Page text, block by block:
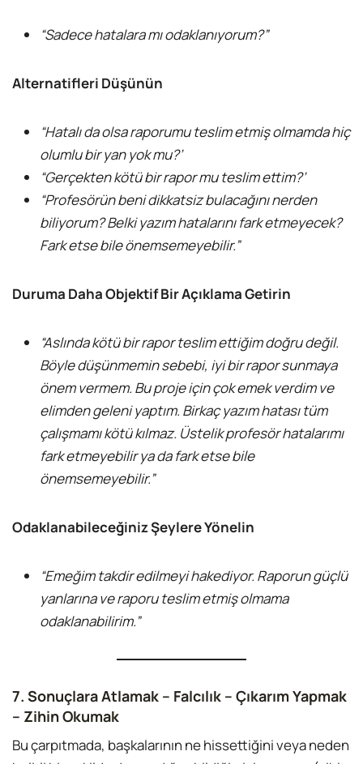
“Sadece hatalara mı odaklanıyorum?”
Alternatifleri Düşünün
“Hatalı da olsa raporumu teslim etmiş olmamda hiç
olumlu bir yan yok mu?’
“Gerçekten kötü bir rapor mu teslim ettim?’
“Profesörün beni dikkatsiz bulacağını nerden
biliyorum? Belki yazım hatalarını fark etmeyecek?
Fark etse bile önemsemeyebilir.”
Duruma Daha Objektif Bir Açıklama Getirin
“Aslında kötü bir rapor teslim ettiğim doğru değil.
Böyle düşünmemin sebebi, iyi bir rapor sunmaya
önem vermem. Bu proje için çok emek verdim ve
elimden geleni yaptım. Birkaç yazım hatası tüm
çalışmamı kötü kılmaz. Üstelik profesör hatalarımı
fark etmeyebilir ya da fark etse bile
önemsemeyebilir.”
Odaklanabileceğiniz Şeylere Yönelin
“Emeğim takdir edilmeyi hakediyor. Raporun güçlü
yanlarına ve raporu teslim etmiş olmama
odaklanabilirim.”
7. Sonuçlara Atlamak – Falcılık – Çıkarım Yapmak
– Zihin Okumak
Bu çarpıtmada, başkalarının ne hissettiğini veya neden